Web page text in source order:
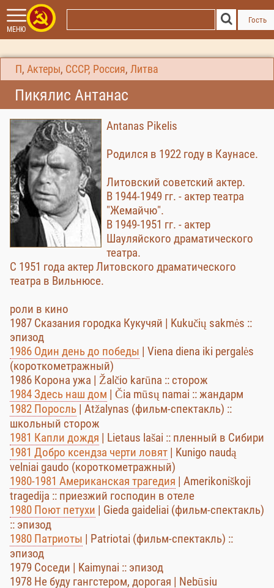
МЕНЮ
Гость
П , Актеры, СССР, Россия, Литва
Пикялис Антанас
Antanas Pikelis
Родился в 1922 году в Каунасе.
Литовский советский актер.
В 1944-1949 гг. - актер театра
"Жемайчю".
В 1949-1951 гг. - актер
Шауляйского драматического
театра.
С 1951 года актер Литовского драматического
театра в Вильнюсе.
роли в кино
1987 Сказания городка Кукучяй | Kukučių sakmės ::
эпизод
1986 Один день до победы | Viena diena iki pergalės
(короткометражный)
1986 Корона ужа | Žalčio karūna :: сторож
1984 Здесь наш дом | Čia mūsų namai :: жандарм
1982 Поросль | Atžalynas (фильм-спектакль) ::
школьный сторож
1981 Капли дождя | Lietaus lašai :: пленный в Сибири
1981 Добро ксендза черти ловят | Kunigo naudą
velniai gaudo (короткометражный)
1980-1981 Американская трагедия | Amerikoniškoji
tragedija :: приезжий господин в отеле
1980 Поют петухи | Gieda gaideliai (фильм-спектакль)
:: эпизод
1980 Патриоты | Patriotai (фильм-спектакль) ::
эпизод
1979 Соседи | Kaimynai :: эпизод
1978 Не буду гангстером, дорогая | Nebūsiu